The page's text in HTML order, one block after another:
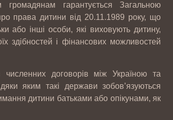
гарантується Загальною
права дитини від 20.11.1989 року, що
або інші особи, які виховують дитину,
здібностей і фінансових можливостей
договорів між Україною та
яким такі держави зобов’язуються
дитини батьками або опікунами, як